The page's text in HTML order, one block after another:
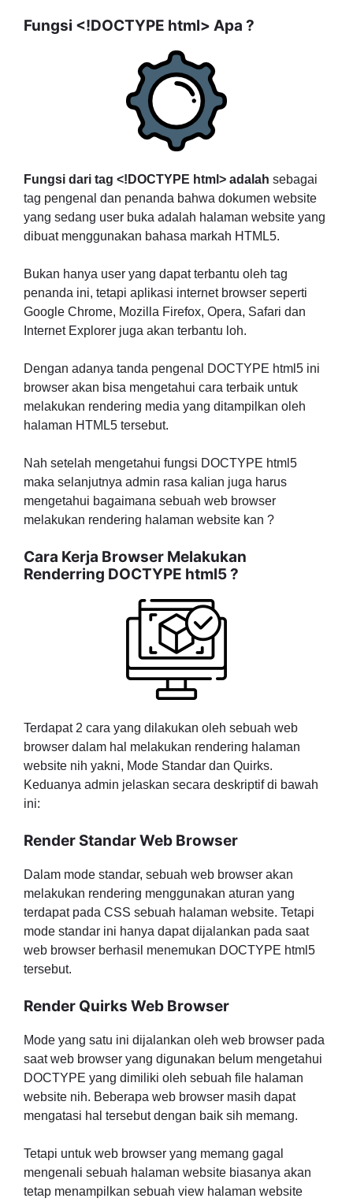
Fungsi <!DOCTYPE html> Apa ?
Fungsi dari tag <!DOCTYPE html> adalah sebagai
tag pengenal dan penanda bahwa dokumen website
yang sedang user buka adalah halaman website yang
dibuat menggunakan bahasa markah HTML5.
Bukan hanya user yang dapat terbantu oleh tag
penanda ini, tetapi aplikasi internet browser seperti
Google Chrome, Mozilla Firefox, Opera, Safari dan
Internet Explorer juga akan terbantu loh.
Dengan adanya tanda pengenal DOCTYPE html5 ini
browser akan bisa mengetahui cara terbaik untuk
melakukan rendering media yang ditampilkan oleh
halaman HTML5 tersebut.
Nah setelah mengetahui fungsi DOCTYPE html5
maka selanjutnya admin rasa kalian juga harus
mengetahui bagaimana sebuah web browser
melakukan rendering halaman website kan ?
Cara Kerja Browser Melakukan
Renderring DOCTYPE html5 ?
Terdapat 2 cara yang dilakukan oleh sebuah web
browser dalam hal melakukan rendering halaman
website nih yakni, Mode Standar dan Quirks.
Keduanya admin jelaskan secara deskriptif di bawah
ini:
Render Standar Web Browser
Dalam mode standar, sebuah web browser akan
melakukan rendering menggunakan aturan yang
terdapat pada CSS sebuah halaman website. Tetapi
mode standar ini hanya dapat dijalankan pada saat
web browser berhasil menemukan DOCTYPE html5
tersebut.
Render Quirks Web Browser
Mode yang satu ini dijalankan oleh web browser pada
saat web browser yang digunakan belum mengetahui
DOCTYPE yang dimiliki oleh sebuah file halaman
website nih. Beberapa web browser masih dapat
mengatasi hal tersebut dengan baik sih memang.
Tetapi untuk web browser yang memang gagal
mengenali sebuah halaman website biasanya akan
tetap menampilkan sebuah view halaman website